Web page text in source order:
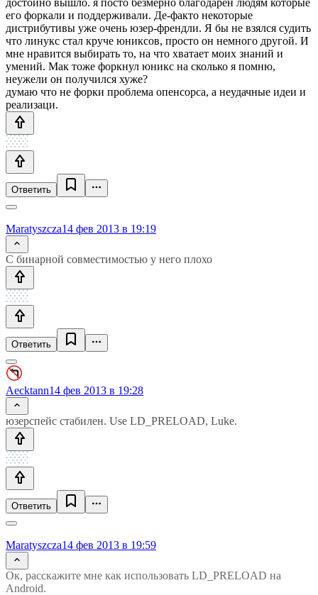
его форкали и поддерживали. Де-факто некоторые
дистрибутивы уже очень юзер-френдли. Я бы не взялся судить
что линукс стал круче юниксов, просто он немного другой. И
мне нравится выбирать то, на что хватает моих знаний и
умений. Мак тоже форкнул юникс на сколько я помню,
неужели он получился хуже?
думаю что не форки проблема опенсорса, а неудачные идеи и
реализаци.
Ответить
Maratyszcza14 фев 2013 в 19:19
С бинарной совместимостью у него плохо
Ответить
Aecktann14 фев 2013 в 19:28
юзерспейс стабилен. Use LD_PRELOAD, Luke.
Ответить
Maratyszcza14 фев 2013 в 19:59
Ок, расскажите мне как использовать LD_PRELOAD на
Android.